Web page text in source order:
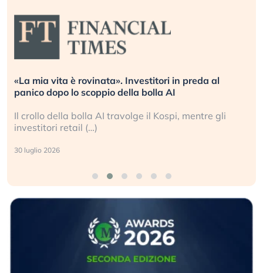
«La mia vita è rovinata». Investitori in preda al
panico dopo lo scoppio della bolla AI
Il crollo della bolla AI travolge il Kospi, mentre gli
investitori retail (…)
30 luglio 2026